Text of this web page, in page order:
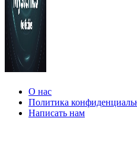
О нас
Политика
Написать нам